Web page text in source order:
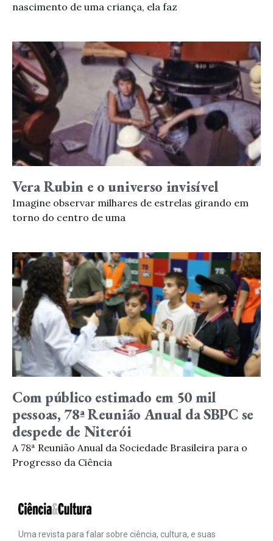
nascimento de uma criança, ela faz
Vera Rubin e o universo invisível
Imagine observar milhares de estrelas girando em
torno do centro de uma
Com público estimado em 50 mil
pessoas, 78ª Reunião Anual da SBPC se
despede de Niterói
A 78ª Reunião Anual da Sociedade Brasileira para o
Progresso da Ciência
Uma revista para falar sobre ciência, cultura, e suas